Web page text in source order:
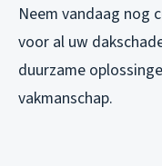
Neem vandaag nog
voor al uw
duurzame
vakmanschap.